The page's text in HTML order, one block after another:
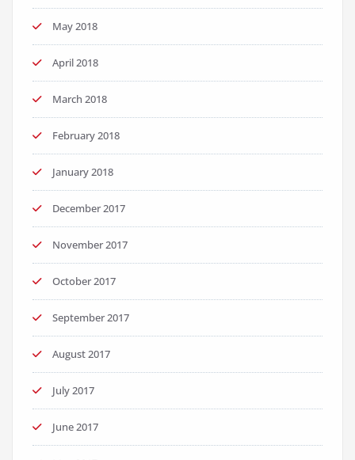
May 2018
April 2018
March 2018
February 2018
January 2018
December 2017
November 2017
October 2017
September 2017
August 2017
July 2017
June 2017